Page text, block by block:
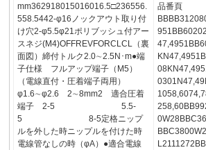
mm362918015016016.5□236556.
558.5442-φ16ノックアウト取り付
け穴2-φ5.5φ21ポリブッシュ付アー
スネジ(M4)OFFREVFORCLCL（裏
面図）締付トルク2.0∼2.5N･m●端
子仕様 フルアップ端子（M5）
（電線直付・圧着端子両用）
φ1.6∼φ2.6 2∼8mm2 適合圧着
端子 2-5 5.5-
5 8-5定格ニップ
ルを外した時ニップルを付けた時
電線管なしの時（φA）●適合電線
品番頁